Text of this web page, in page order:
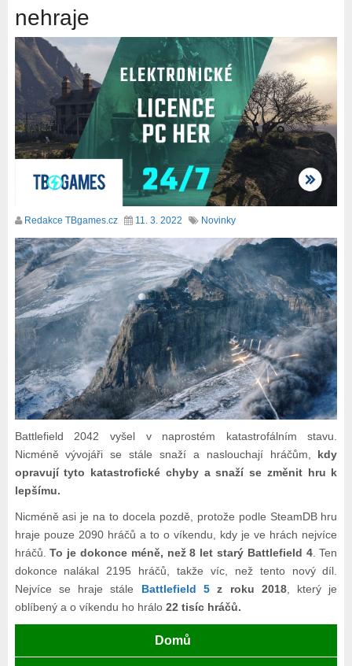
nehraje
Redakce TBgames.cz 11. 3. 2022 Novinky
Battlefield 2042 vyšel v naprostém katastrofálním stavu.
Nicméně vývojáři se stále snaží a naslouchají hráčům, kdy
opravují tyto katastrofické chyby a snaží se změnit hru k
lepšímu.
Nicméně asi je na to docela pozdě, protože podle SteamDB hru
hraje pouze 2090 hráčů a to o víkendu, kdy je ve hrách nejvíce
hráčů.To je dokonce méně, než 8 let starý Battlefield 4. Ten
dokonce nalákal 2195 hráčů, takže víc, než tento nový díl.
Nejvíce se hraje stále Battlefield 5 z roku 2018, který je
oblíbený a o víkendu ho hrálo22 tisíc hráčů.
Domů